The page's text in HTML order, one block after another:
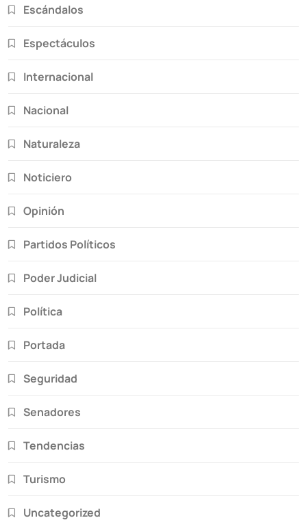
Escándalos
Espectáculos
Internacional
Nacional
Naturaleza
Noticiero
Opinión
Partidos Políticos
Poder Judicial
Política
Portada
Seguridad
Senadores
Tendencias
Turismo
Uncategorized